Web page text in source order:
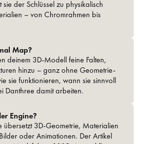
sie der Schlüssel zu physikalisch
– von Chrom­rahmen bis
Map?
deinem 3D-Modell feine Falten,
hinzu – ganz ohne Geometrie-
sie funktionieren, wann sie sinnvoll
Danthree damit arbeiten.
Engine?
übersetzt 3D-Geometrie, Materialien
oder Animationen. Der Artikel